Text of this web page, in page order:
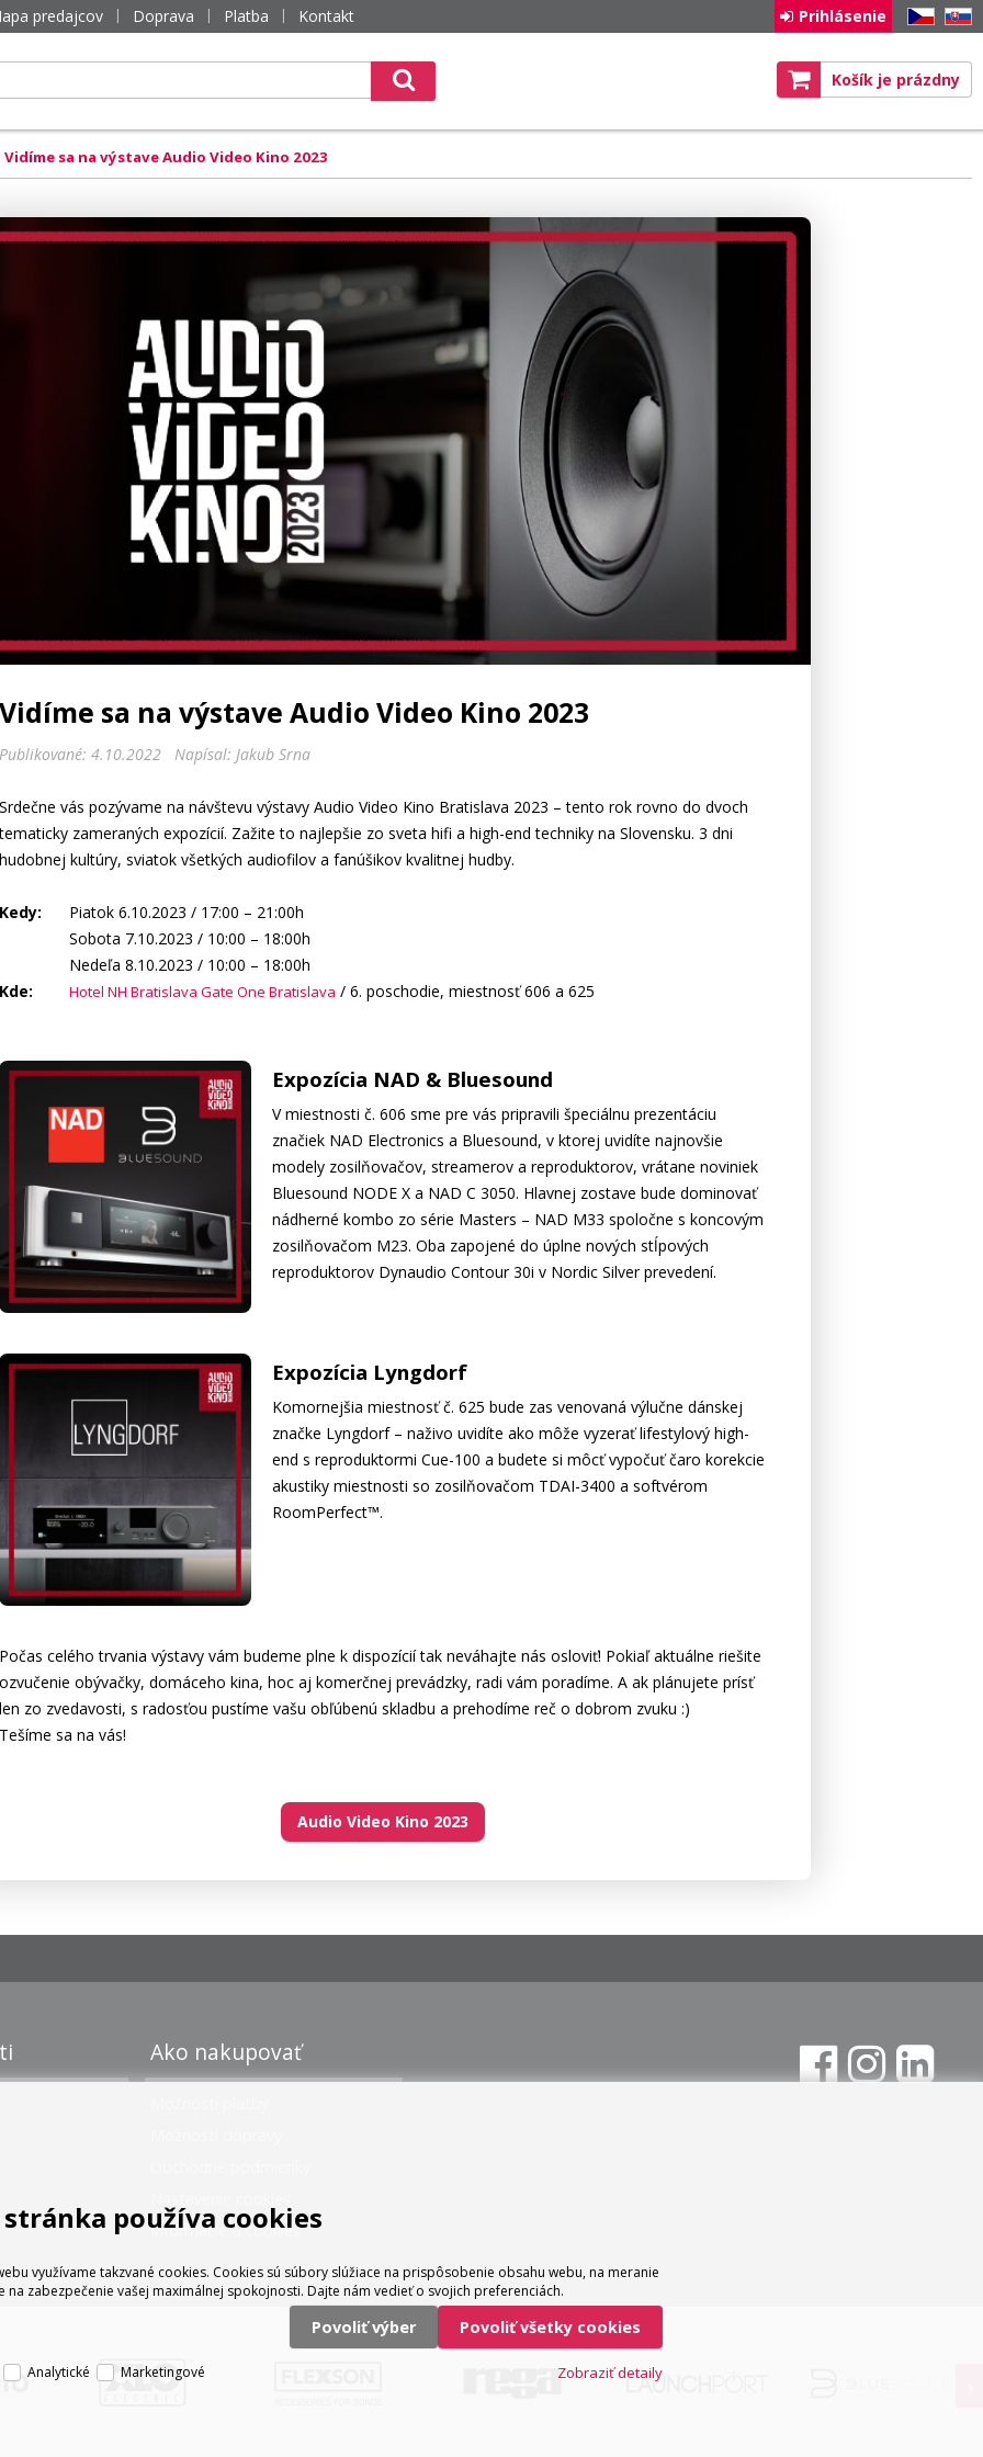
predajcov Doprava Platba Kontakt CZ SK
Prihlásenie
Košík je prázdny
Vidíme sa na výstave Audio Video Kino 2023
Vidíme sa na výstave Audio Video Kino 2023
Publikované: 4.10.2022 Napísal: Jakub Srna
Srdečne vás pozývame na návštevu výstavy Audio Video Kino Bratislava 2023 – tento rok rovno do dvoch
tematicky zameraných expozícií. Zažite to najlepšie zo sveta hifi a high-end techniky na Slovensku. 3 dni
hudobnej kultúry, sviatok všetkých audiofilov a fanúšikov kvalitnej hudby.
Kedy:
Piatok 6.10.2023 / 17:00 – 21:00h
Sobota 7.10.2023 / 10:00 – 18:00h
Nedeľa 8.10.2023 / 10:00 – 18:00h
Kde:
Hotel NH Bratislava Gate One Bratislava / 6. poschodie, miestnosť 606 a 625
Expozícia NAD & Bluesound
V miestnosti č. 606 sme pre vás pripravili špeciálnu prezentáciu
značiek NAD Electronics a Bluesound, v ktorej uvidíte najnovšie
modely zosilňovačov, streamerov a reproduktorov, vrátane noviniek
Bluesound NODE X a NAD C 3050. Hlavnej zostave bude dominovať
nádherné kombo zo série Masters – NAD M33 spoločne s koncovým
zosilňovačom M23. Oba zapojené do úplne nových stĺpových
reproduktorov Dynaudio Contour 30i v Nordic Silver prevedení.
Expozícia Lyngdorf
Komornejšia miestnosť č. 625 bude zas venovaná výlučne dánskej
značke Lyngdorf – naživo uvidíte ako môže vyzerať lifestylový high-
end s reproduktormi Cue-100 a budete si môcť vypočuť čaro korekcie
akustiky miestnosti so zosilňovačom TDAI-3400 a softvérom
RoomPerfect™.
Počas celého trvania výstavy vám budeme plne k dispozícií tak neváhajte nás osloviť! Pokiaľ aktuálne riešite
ozvučenie obývačky, domáceho kina, hoc aj komerčnej prevádzky, radi vám poradíme. A ak plánujete prísť
len zo zvedavosti, s radosťou pustíme vašu obľúbenú skladbu a prehodíme reč o dobrom zvuku :)
Tešíme sa na vás!
Audio Video Kino 2023
Ako nakupovať
Informácie o cookies
používa cookies
využívame takzvané cookies. Cookies sú súbory slúžiace na prispôsobenie obsahu webu, na meranie
na zabezpečenie vašej maximálnej spokojnosti. Dajte nám vedieť o svojich preferenciách.
Povoliť výber Povoliť všetky cookies
Analytické Marketingové Zobraziť detaily